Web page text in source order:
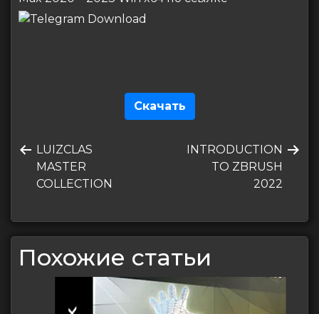
Скачать
по
записям
Предыдущая
запись
LUIZCLAS
MASTER
COLLECTION
Следующая
запись
INTRODUCTION
TO ZBRUSH
2022
Похожие статьи